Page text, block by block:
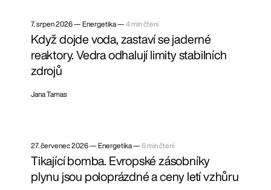
7. srpen 2026— Energetika — 4 min čtení
Když dojde voda, zastaví se jaderné
reaktory. Vedra odhalují limity stabilních
zdrojů
Jana Tamas
27. červenec 2026— Energetika — 6 min čtení
Tikající bomba. Evropské zásobníky
plynu jsou poloprázdné a ceny letí vzhůru